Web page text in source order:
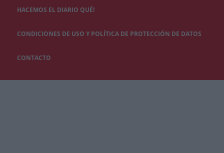
HACEMOS EL DIARIO QUÉ!
CONDICIONES DE USO Y POLÍTICA DE PROTECCIÓN DE DATOS
CONTACTO